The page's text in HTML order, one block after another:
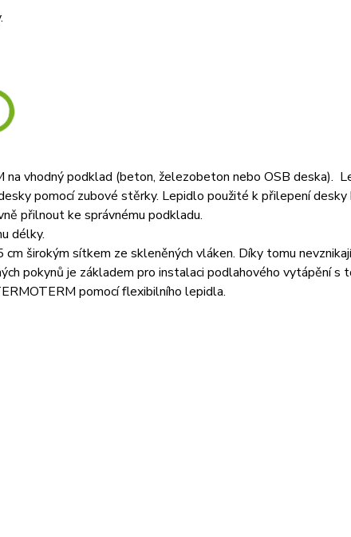
na vhodný podklad (beton, železobeton nebo OSB deska).
pomocí zubové stěrky. Lepidlo použité k přilepení
přilnout ke správnému podkladu.
délky.
širokým sítkem ze skleněných vláken. Díky tomu
pokynů je základem pro instalaci podlahového vytápění s
pomocí flexibilního lepidla.